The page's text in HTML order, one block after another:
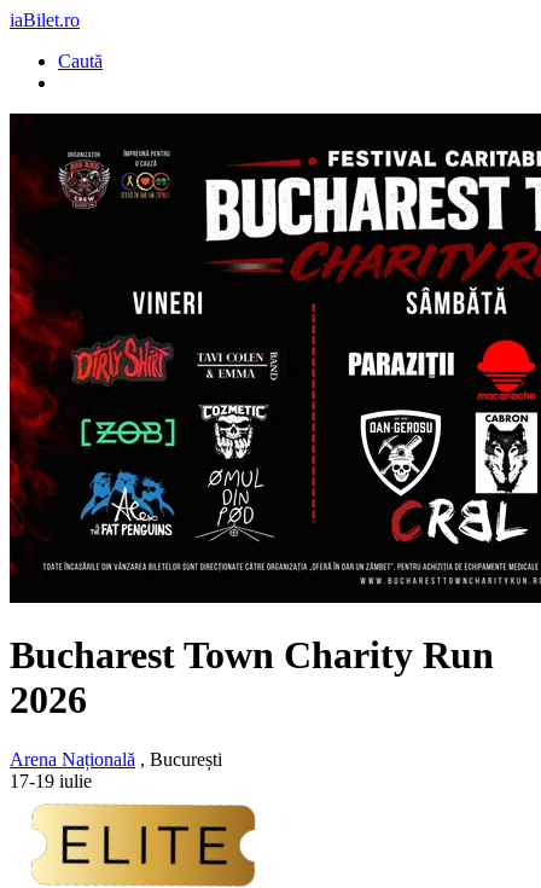
iaBilet.ro
Caută
Bucharest Town Charity Run
2026
Arena Națională , București
17-19 iulie